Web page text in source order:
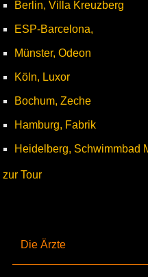
Die Ärzte
Berlin, Villa Kreuzberg
ESP-Barcelona,
Münster, Odeon
Köln, Luxor
Bochum, Zeche
Hamburg, Fabrik
Heidelberg, Schwimmbad
zur Tour